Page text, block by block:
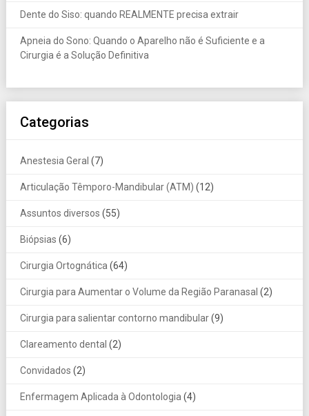
Dente do Siso: quando REALMENTE precisa extrair
Apneia do Sono: Quando o Aparelho não é Suficiente e a
Cirurgia é a Solução Definitiva
Categorias
Anestesia Geral (7)
Articulação Têmporo-Mandibular (ATM) (12)
Assuntos diversos (55)
Biópsias (6)
Cirurgia Ortognática (64)
Cirurgia para Aumentar o Volume da Região Paranasal (2)
Cirurgia para salientar contorno mandibular(9)
Clareamento dental (2)
Convidados (2)
Enfermagem Aplicada à Odontologia (4)